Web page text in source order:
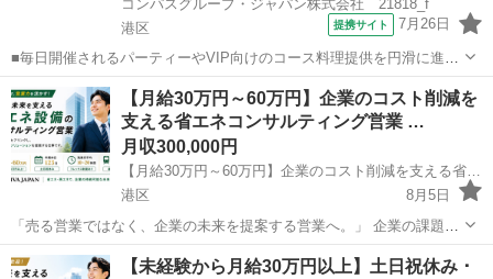
コンパスグループ・ジャパン株式会社 21818_f
港区
提携サイト 7月26日
■毎日開催されるパーティーやVIP向けのコース料理提供を円滑に進め
るため、ホール業務を中心にサービス品質を管理・向上させるポジシ
ョンです。幹事との打ち合わせやスタッフ指導を通じて、 最高のホス
ピタリティを提供してくださいね♪...
東京 港区 飲食
【月給30万円～60万円】企業のコスト削減を
支える省エネコンサルティング営業 …
月収300,000円
【月給30万円～60万円】企業のコスト削減を支える省エネコンサルティング営業 | 年間休日123日 ･ 土日祝休み
港区
8月5日
「売る営業ではなく、企業の未来を提案する営業へ。」 企業の課題を
聞き、最適な省エネサービスを提案するコンサルティング営業。 成長
市場で営業力を磨きながら、社会にも貢献できる仕事です。 ■"売る営
東京 港区 その他
【未経験から月給30万円以上】土日祝休み ･